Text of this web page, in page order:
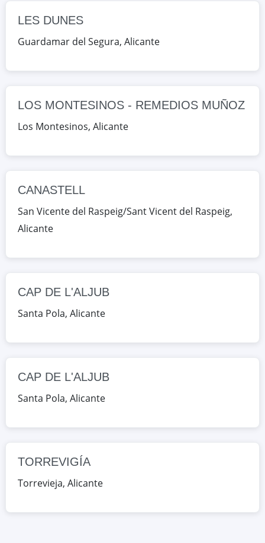
CL MONOVAR 5, San Vicente del
Raspeig/Sant Vicent del Raspeig,
CAP DE L'ALJUB
CL DEL MAR S/N, Santa Pola,
Google Maps
OpenStreetMap
CAP DE L'ALJUB
Alicante, España
Google Maps
TORREVIGÍA
Google Maps
LES DUNES
Guardamar del Segura, Alicante
LOS MONTESINOS - REMEDIOS MUÑOZ
Los Montesinos, Alicante
CANASTELL
San Vicente del Raspeig/Sant Vicent del Raspeig,
Alicante
CAP DE L'ALJUB
Santa Pola, Alicante
CAP DE L'ALJUB
Santa Pola, Alicante
TORREVIGÍA
Torrevieja, Alicante